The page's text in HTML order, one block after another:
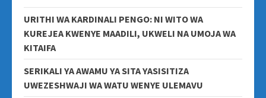
URITHI WA KARDINALI PENGO: NI WITO WA
KUREJEA KWENYE MAADILI, UKWELI NA UMOJA WA
KITAIFA
SERIKALI YA AWAMU YA SITA YASISITIZA
UWEZESHWAJI WA WATU WENYE ULEMAVU